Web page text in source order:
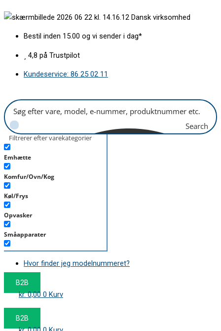
til
Dansk virksomhed
Bestil inden 15.00 og vi sender i dag*
4,8 på Trustpilot
Kundeservice: 86 25 02 11
Search
Filtrerer efter varekategorier
Emhætte
Komfur/Ovn/Kog
Køl/Frys
Opvasker
Småapparater
Støvsuger
Tørretumbler
Tilbehør/Plejemidler
Hvor finder jeg modelnummeret?
B2B
kr.0,00 0 Kurv
B2B
for
Volo
Mini